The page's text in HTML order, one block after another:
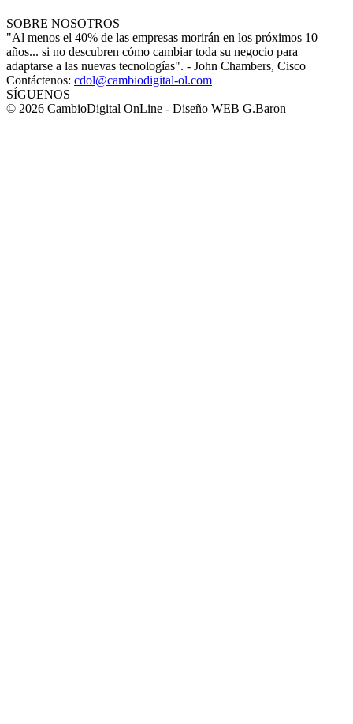
SOBRE NOSOTROS
"Al menos el 40% de las empresas morirán en los próximos 10
años... si no descubren cómo cambiar toda su negocio para
adaptarse a las nuevas tecnologías". - John Chambers, Cisco
Contáctenos: cdol@cambiodigital-ol.com
SÍGUENOS
© 2026 CambioDigital OnLine - Diseño WEB G.Baron